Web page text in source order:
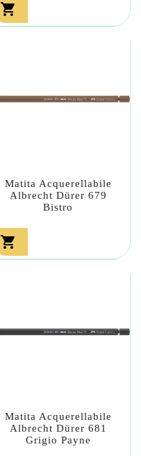

Matita Acquerellabile
Albrecht Dürer 679
Bistro

Matita Acquerellabile
Albrecht Dürer 681
Grigio Payne